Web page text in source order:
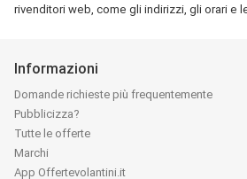
rivenditori web, come gli indirizzi, gli orari e
Informazioni
Domande richieste più frequentemente
Pubblicizza?
Tutte le offerte
Marchi
App Offertevolantini.it